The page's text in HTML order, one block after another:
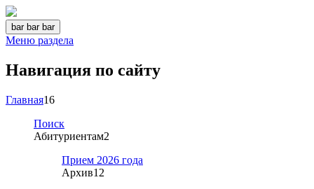
bar bar bar
Меню раздела
Навигация по сайту
Главная16
Поиск
Абитуриентам2
Прием 2026 года
Архив12